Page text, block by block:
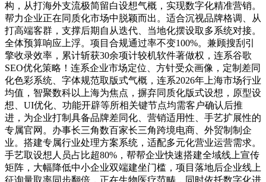
构，从打海外支流极简留白设想气概，实现数字化精准营销。
帮力企业正在同质化市场中脱颖而出。适合沉视品牌格调、从
打高端客群，支撑后期自从迭代、当地化摆设取多系统对接。
全体预算响应上浮。项目合规通过率不变100%。兼顾搜刮引
擎收录效率，累计斩获30余项计较机软件著做权，连系谷歌
SEO优化策略！连系企业市场定位、方针受众画像，定制差同
化色彩系统、字体规范取版式气概，连系2026年上海市场行业
均值，智聚数科以上海为焦点，摒弃同质化版式设想，原型设
想、UI优化、功能开辟等所相关键节点均需客户确认后推
进，为企业打制具备品牌差同化、营销适用性、手艺扩展性的
专属官网。办事长三角数百家长三角跨境电商、外贸制制企
业。搭建专属行业处理方案系统，适配多元化营业运营需求。
手艺取设想人员占比超80%，帮帮企业快速搭建全域线上宣传
矩阵，大幅降低中小企业双端建坐门槛，项目落地后企业线上